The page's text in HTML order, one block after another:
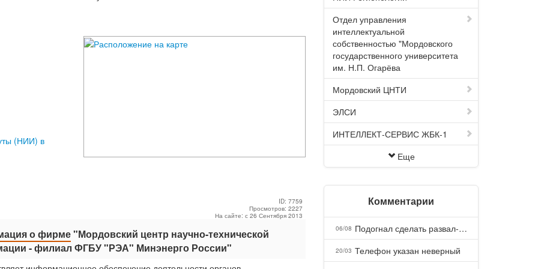
(НИИ) в
ID: 7759
Просмотров: 2227
На сайте: с 26 Сентября 2013
о фирме"Мордовский центр научно-технической
- филиал ФГБУ "РЭА" Минэнерго России"
Отдел управления
интеллектуальной
собственностью "Мордовского
государственного университета
им. Н.П. Огарёва
Мордовский ЦНТИ
ЭЛСИ
ИНТЕЛЛЕКТ-СЕРВИС ЖБК-1
Еще
Комментарии
06/08 Подогнал сделать развал-схождение, сделали- машина уходит на право и колеса проверил все хорошо с атмосферами ужас как можно делать авто, не ужели не берегут свою репутацию, не советую.
20/03 Телефон указан неверный